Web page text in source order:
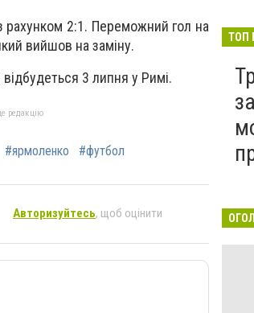
рахунком 2:1. Переможний гол на
вийшов на заміну.
відбудеться 3 липня у Римі.
редакцію
#ярмоленко #футбол
Авторизуйтесь, щоб оцінити
ТОП